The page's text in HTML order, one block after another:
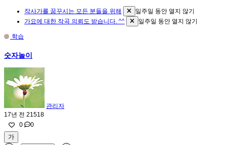
작사가를 꿈꾸시는 모든 분들을 위해
일주일 동안 열지 않기
가요에 대한 작곡 의뢰도 받습니다. ^^
일주일 동안 열지 않기
학습
숫자놀이
관리자
17년 전 21518
0
0
가